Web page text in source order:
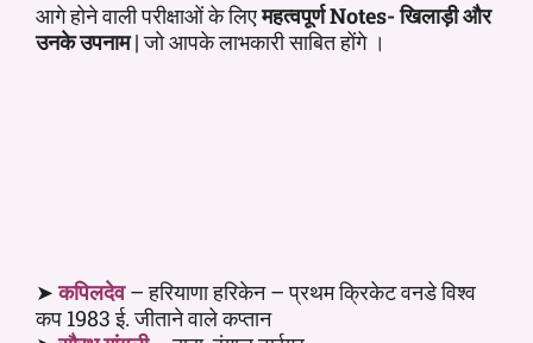
आगे होने वाली परीक्षाओं के लिएमहत्वपूर्ण Notes- खिलाड़ी और
उनके उपनाम| जो आपके लाभकारी साबित होंगे ।
➤कपिलदेव– हरियाणा हरिकेन – प्रथम क्रिकेट वनडे विश्व
कप 1983 ई. जीताने वाले कप्तान